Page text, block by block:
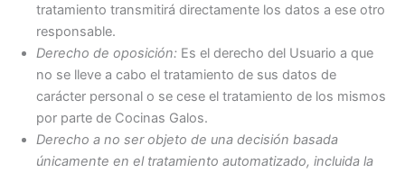
tratamiento transmitirá directamente los datos a ese otro
responsable.
Derecho de oposición: Es el derecho del Usuario a que
no se lleve a cabo el tratamiento de sus datos de
carácter personal o se cese el tratamiento de los mismos
por parte de Cocinas Galos.
Derecho a no ser objeto de una decisión basada
únicamente en el tratamiento automatizado, incluida la